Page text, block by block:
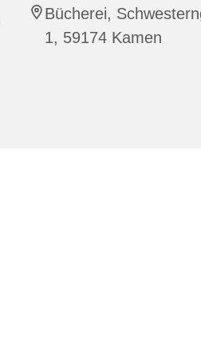
Bücherei,
1, 59174 Kamen